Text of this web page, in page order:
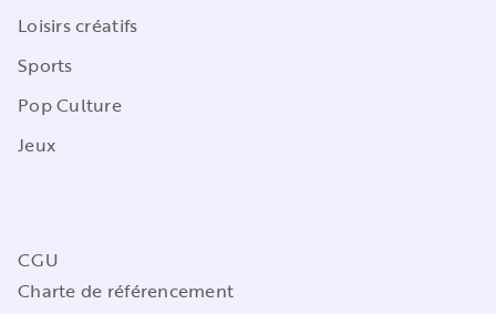
Loisirs créatifs
Sports
Pop Culture
Jeux
CGU
Charte de référencement